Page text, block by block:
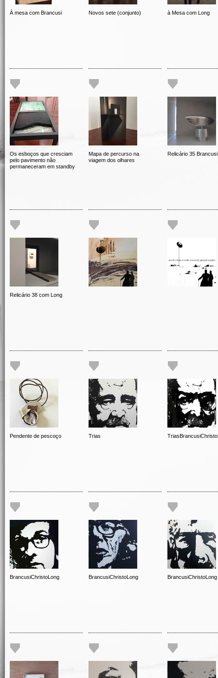
À mesa com Brancusi Novos sete (conjunto) à Mesa com Long
Os esboços que cresciam
pelo pavimento não
permaneceram em standby
Mapa de percurso na
viagem dos olhares
Relicário 35 Brancusi
Relicário 38 com Long
Pendente de pescoço Trias
BrancusiChristoLong BrancusiChristoLong BrancusiChristoLong